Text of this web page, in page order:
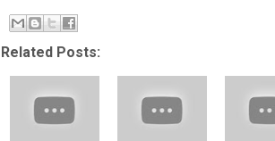
Related Posts: